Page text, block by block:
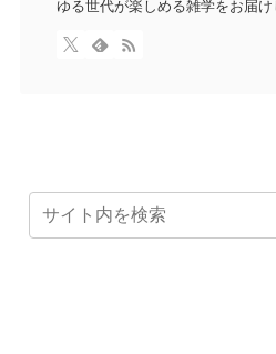
ゆる世代が楽しめる雑学をお届け